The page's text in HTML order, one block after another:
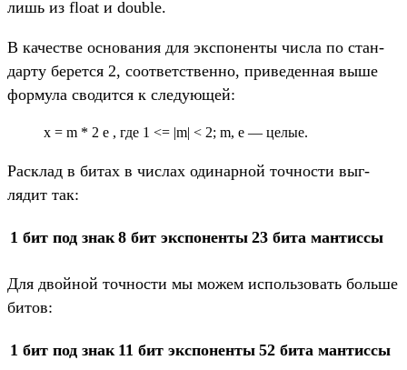
лишь из float и double.
В качес­тве осно­вания для экспо­нен­ты чис­ла по стан­
дарту берет­ся 2, соот­ветс­твен­но, при­веден­ная выше
фор­мула сво­дит­ся к сле­дующей:
x = m * 2 e , где 1 <= |m| < 2; m, e — целые.
Рас­клад в битах в чис­лах оди­нар­ной точ­ности выг­
лядит так:
1 бит под знак 8 бит экспо­нен­ты 23 бита ман­тиссы
Для двой­ной точ­ности мы можем исполь­зовать боль­ше
битов:
1 бит под знак 11 бит экспо­нен­ты 52 бита ман­тиссы